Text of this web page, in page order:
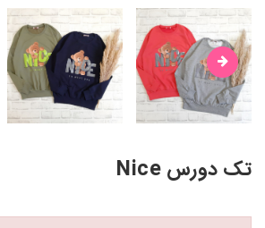
تک دورس Nice